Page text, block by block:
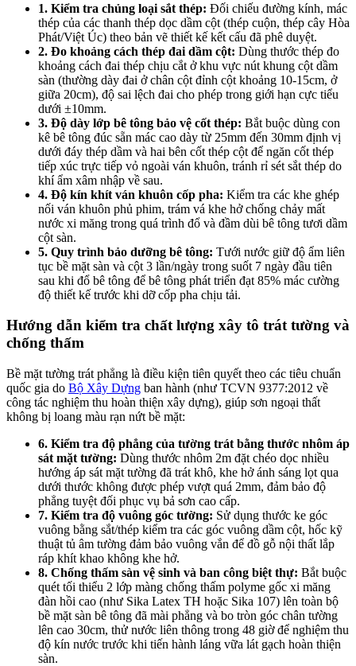
1. Kiểm tra chủng loại sắt thép: Đối chiếu đường kính, mác
thép của các thanh thép dọc dầm cột (thép cuộn, thép cây Hòa
Phát/Việt Úc) theo bản vẽ thiết kế kết cấu đã phê duyệt.
2. Đo khoảng cách thép đai dầm cột: Dùng thước thép đo
khoảng cách đai thép chịu cắt ở khu vực nút khung cột dầm
sàn (thường dày đai ở chân cột đỉnh cột khoảng 10-15cm, ở
giữa 20cm), độ sai lệch đai cho phép trong giới hạn cực tiểu
dưới ±10mm.
3. Độ dày lớp bê tông bảo vệ cốt thép: Bắt buộc dùng con
kê bê tông đúc sẵn mác cao dày từ 25mm đến 30mm định vị
dưới đáy thép dầm và hai bên cốt thép cột để ngăn cốt thép
tiếp xúc trực tiếp vỏ ngoài ván khuôn, tránh rỉ sét sắt thép do
khí ẩm xâm nhập về sau.
4. Độ kín khít ván khuôn cốp pha: Kiểm tra các khe ghép
nối ván khuôn phủ phim, trám vá khe hở chống chảy mất
nước xi măng trong quá trình đổ và đầm dùi bê tông tươi dầm
cột sàn.
5. Quy trình bảo dưỡng bê tông: Tưới nước giữ độ ẩm liên
tục bề mặt sàn và cột 3 lần/ngày trong suốt 7 ngày đầu tiên
sau khi đổ bê tông để bê tông phát triển đạt 85% mác cường
độ thiết kế trước khi dỡ cốp pha chịu tải.
Hướng dẫn kiểm tra chất lượng xây tô trát tường và
chống thấm
Bề mặt tường trát phẳng là điều kiện tiên quyết theo các tiêu chuẩn
quốc gia do Bộ Xây Dựng ban hành (như TCVN 9377:2012 về
công tác nghiệm thu hoàn thiện xây dựng), giúp sơn ngoại thất
không bị loang màu rạn nứt bề mặt:
6. Kiểm tra độ phẳng của tường trát bằng thước nhôm áp
sát mặt tường: Dùng thước nhôm 2m đặt chéo dọc nhiều
hướng áp sát mặt tường đã trát khô, khe hở ánh sáng lọt qua
dưới thước không được phép vượt quá 2mm, đảm bảo độ
phẳng tuyệt đối phục vụ bả sơn cao cấp.
7. Kiểm tra độ vuông góc tường: Sử dụng thước ke góc
vuông bằng sắt/thép kiểm tra các góc vuông dầm cột, hốc kỹ
thuật tủ âm tường đảm bảo vuông vắn để đồ gỗ nội thất lắp
ráp khít khao không khe hở.
8. Chống thấm sàn vệ sinh và ban công biệt thự: Bắt buộc
quét tối thiểu 2 lớp màng chống thấm polyme gốc xi măng
đàn hồi cao (như Sika Latex TH hoặc Sika 107) lên toàn bộ
bề mặt sàn bê tông đã mài phẳng và bo tròn góc chân tường
lên cao 30cm, thử nước liên thông trong 48 giờ để nghiệm thu
độ kín nước trước khi tiến hành láng vữa lát gạch hoàn thiện
sàn.